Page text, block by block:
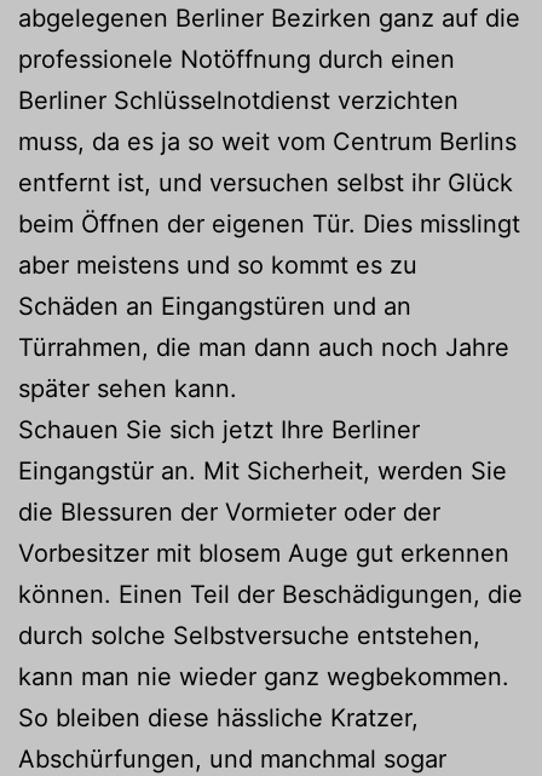
abgelegenen Berliner Bezirken ganz auf die
professionele Notöffnung durch einen
Berliner Schlüsselnotdienst verzichten
muss, da es ja so weit vom Centrum Berlins
entfernt ist, und versuchen selbst ihr Glück
beim Öffnen der eigenen Tür. Dies misslingt
aber meistens und so kommt es zu
Schäden an Eingangstüren und an
Türrahmen, die man dann auch noch Jahre
später sehen kann.
Schauen Sie sich jetzt Ihre Berliner
Eingangstür an. Mit Sicherheit, werden Sie
die Blessuren der Vormieter oder der
Vorbesitzer mit blosem Auge gut erkennen
können. Einen Teil der Beschädigungen, die
durch solche Selbstversuche entstehen,
kann man nie wieder ganz wegbekommen.
So bleiben diese hässliche Kratzer,
Abschürfungen, und manchmal sogar